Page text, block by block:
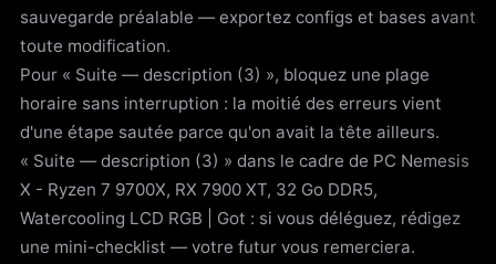
sauvegarde préalable — exportez configs et bases avant
toute modification.
Pour « Suite — description (3) », bloquez une plage
horaire sans interruption : la moitié des erreurs vient
d'une étape sautée parce qu'on avait la tête ailleurs.
« Suite — description (3) » dans le cadre de PC Nemesis
X - Ryzen 7 9700X, RX 7900 XT, 32 Go DDR5,
Watercooling LCD RGB | Got : si vous déléguez, rédigez
une mini-checklist — votre futur vous remerciera.